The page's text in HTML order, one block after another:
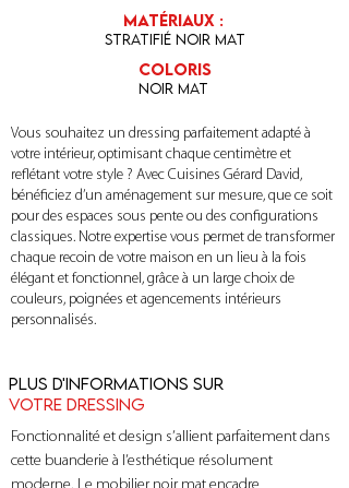
Matériaux :
stratifié noir mat
coloris
Noir mat
Vous souhaitez un dressing parfaitement adapté à
votre intérieur, optimisant chaque centimètre et
reflétant votre style ? Avec Cuisines Gérard David,
bénéficiez d’un aménagement sur mesure, que ce soit
pour des espaces sous pente ou des configurations
classiques. Notre expertise vous permet de transformer
chaque recoin de votre maison en un lieu à la fois
élégant et fonctionnel, grâce à un large choix de
couleurs, poignées et agencements intérieurs
personnalisés.
Plus d'informations sur
votre Dressing
Fonctionnalité et design s’allient parfaitement dans
cette buanderie à l’esthétique résolument